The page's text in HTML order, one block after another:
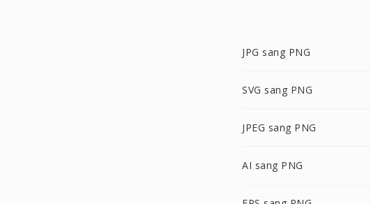
JPG sang PNG
SVG sang PNG
JPEG sang PNG
AI sang PNG